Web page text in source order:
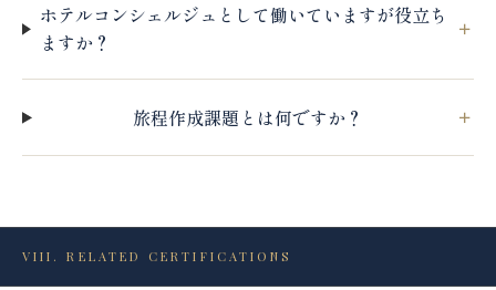
ホテルコンシェルジュとして働いていますが役立ち
ますか？
旅程作成課題とは何ですか？
VIII. RELATED CERTIFICATIONS